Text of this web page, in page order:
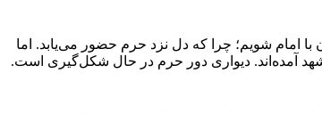
با امام شویم؛ چرا که دل نزد حرم حضور می‌یابد. اما
آمده‌اند. دیواری دور حرم در حال شکل‌گیری است.